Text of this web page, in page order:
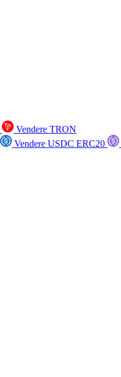
Vendere TRON
Vendere USDC ERC20